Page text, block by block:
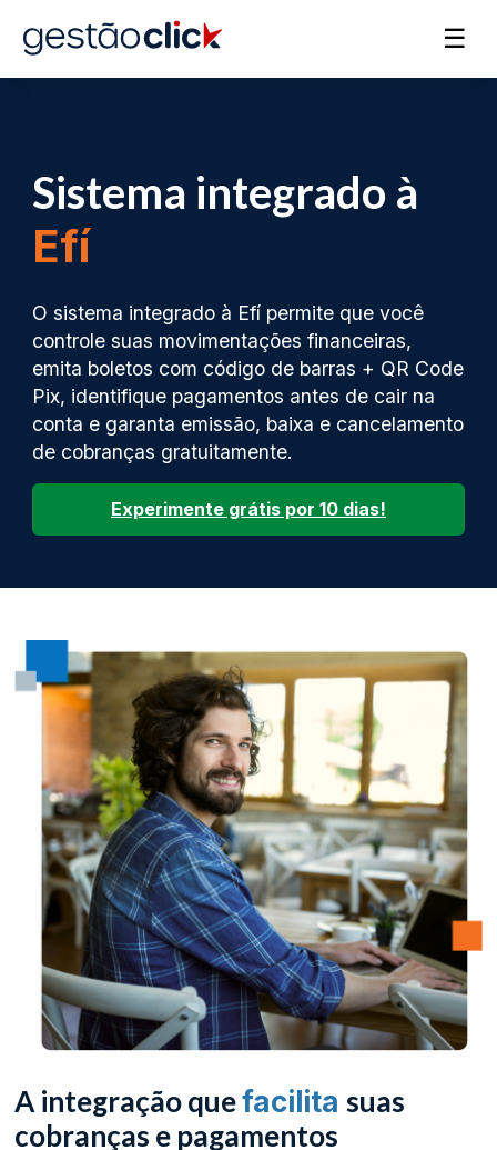
☰
Sistema integrado à
Efí
O sistema integrado à Efí permite que você
controle suas movimentações financeiras,
emita boletos com código de barras + QR Code
Pix, identifique pagamentos antes de cair na
conta e garanta emissão, baixa e cancelamento
de cobranças gratuitamente.
Experimente grátis por 10 dias!
A integração quefacilitasuas
cobranças e pagamentos